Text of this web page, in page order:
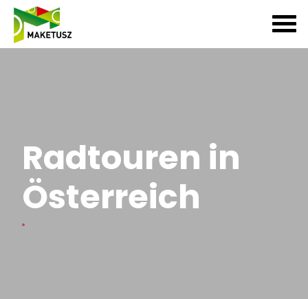
Radtouren in
Österreich